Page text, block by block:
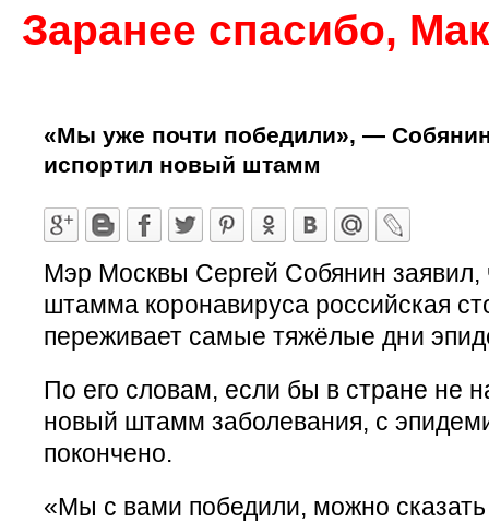
Заранее спасибо,
«Мы уже почти победили», — Собянин
испортил новый штамм
Мэр Москвы Сергей Собянин заявил,
штамма коронавируса российская
переживает самые тяжёлые дни
По его словам, если бы в стране не
новый штамм заболевания, с
покончено.
«Мы с вами победили, можно